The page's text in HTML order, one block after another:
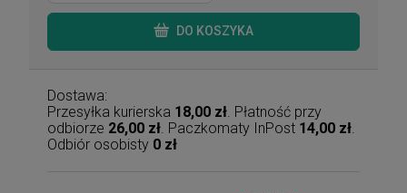
DO KOSZYKA
Dostawa:
Przesyłka kurierska 18,00 zł . Płatność przy
odbiorze 26,00 zł . Paczkomaty InPost 14,00 zł
Odbiór osobisty 0 zł